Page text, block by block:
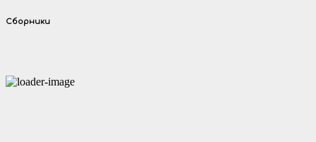
Сборники